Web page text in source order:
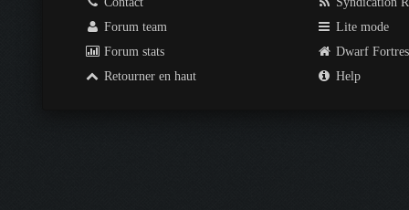
Forum team
Forum stats
Retourner en haut
Lite mode
Dwarf
Help